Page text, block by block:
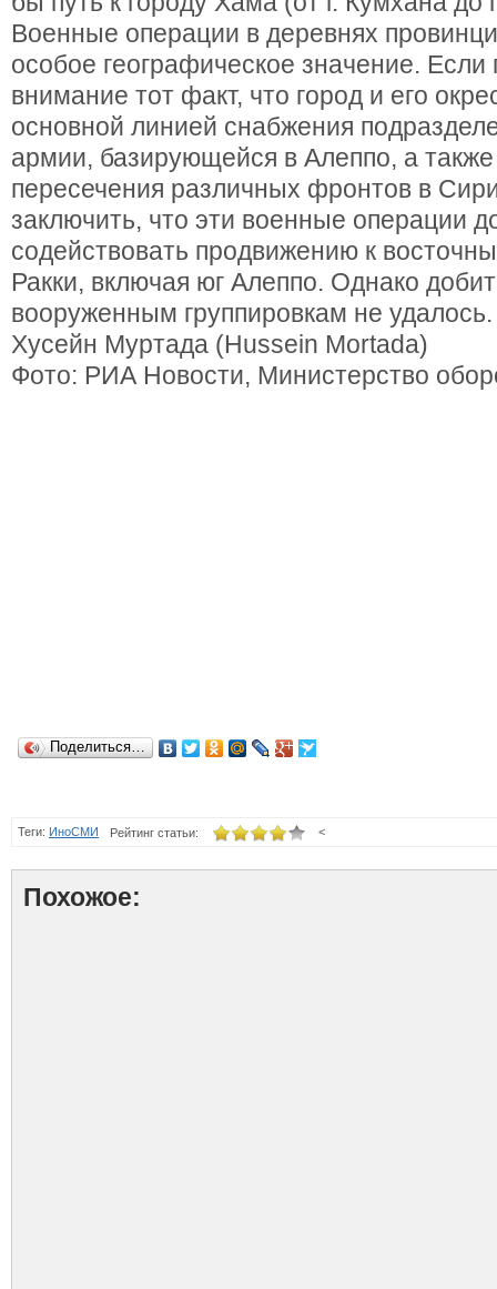
Военные операции в деревнях
особое географическое значение. Если
внимание тот факт, что город и его
основной линией снабжения
армии, базирующейся в Алеппо, а также
пересечения различных фронтов в
заключить, что эти военные операции
содействовать продвижению к
Ракки, включая юг Алеппо. Однако
вооруженным группировкам не удалось.
Хусейн Муртада (Hussein Mortada)
Фото: РИА Новости, Министерство
Поделиться…
Теги: ИноСМИ <
Рейтинг статьи:
Похожое: